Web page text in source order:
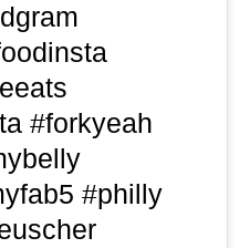
#forkyeah
#philly